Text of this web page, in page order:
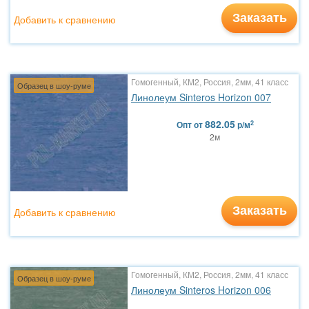
Заказать
Добавить к сравнению
Образец в шоу-руме Гомогенный, КМ2, Россия, 2мм, 41 класс
Линолеум Sinteros Horizon 007
Оптот882.05р/м2
2м
Заказать
Добавить к сравнению
Образец в шоу-руме Гомогенный, КМ2, Россия, 2мм, 41 класс
Линолеум Sinteros Horizon 006